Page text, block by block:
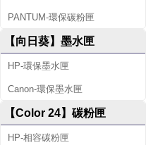
PANTUM-環保碳粉匣
【向日葵】墨水匣
HP-環保墨水匣
Canon-環保墨水匣
【Color 24】碳粉匣
HP-相容碳粉匣